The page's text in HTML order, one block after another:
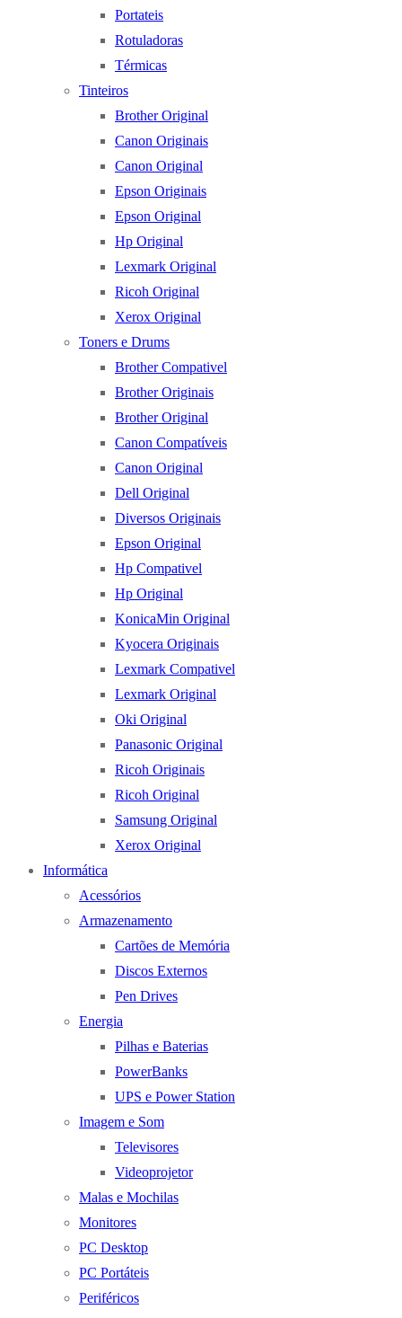
Portateis
Rotuladoras
Térmicas
Tinteiros
Brother Original
Canon Originais
Canon Original
Epson Originais
Epson Original
Hp Original
Lexmark Original
Ricoh Original
Xerox Original
Toners e Drums
Brother Compativel
Brother Originais
Brother Original
Canon Compatíveis
Canon Original
Dell Original
Diversos Originais
Epson Original
Hp Compativel
Hp Original
KonicaMin Original
Kyocera Originais
Lexmark Compativel
Lexmark Original
Oki Original
Panasonic Original
Ricoh Originais
Ricoh Original
Samsung Original
Xerox Original
Informática
Acessórios
Armazenamento
Cartões de Memória
Discos Externos
Pen Drives
Energia
Pilhas e Baterias
PowerBanks
UPS e Power Station
Imagem e Som
Televisores
Videoprojetor
Malas e Mochilas
Monitores
PC Desktop
PC Portáteis
Periféricos